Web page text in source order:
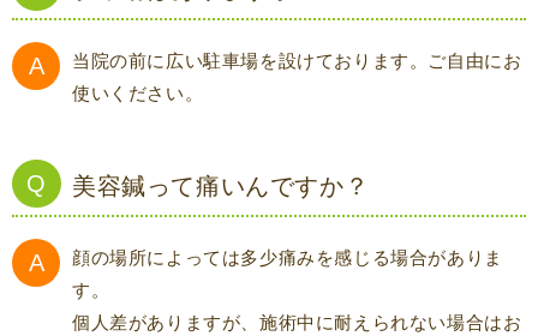
当院の前に広い駐車場を設けております。ご自由にお
使いください。
美容鍼って痛いんですか？
顔の場所によっては多少痛みを感じる場合がありま
す。
個人差がありますが、施術中に耐えられない場合はお